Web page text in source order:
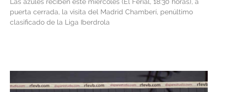
puerta cerrada, la visita del Madrid Chamberí, penúltimo
clasificado de la Liga Iberdrola